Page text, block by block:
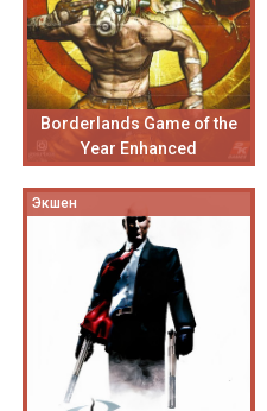
Borderlands Game of the
Year Enhanced
Экшен